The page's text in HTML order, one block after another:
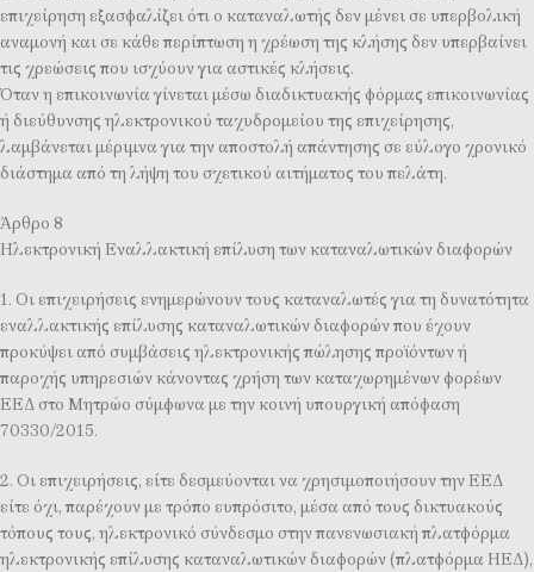
επιχείρηση εξασφαλίζει ότι ο καταναλωτής δεν μένει σε υπερβολική
αναμονή και σε κάθε περίπτωση η χρέωση της κλήσης δεν υπερβαίνει
τις χρεώσεις που ισχύουν για αστικές κλήσεις.
Όταν η επικοινωνία γίνεται μέσω διαδικτυακής φόρμας επικοινωνίας
ή διεύθυνσης ηλεκτρονικού ταχυδρομείου της επιχείρησης,
λαμβάνεται μέριμνα για την αποστολή απάντησης σε εύλογο χρονικό
διάστημα από τη λήψη του σχετικού αιτήματος του πελάτη.
Άρθρο 8
Ηλεκτρονική Εναλλακτική επίλυση των καταναλωτικών διαφορών
1. Οι επιχειρήσεις ενημερώνουν τους καταναλωτές για τη δυνατότητα
εναλλακτικής επίλυσης καταναλωτικών διαφορών που έχουν
προκύψει από συμβάσεις ηλεκτρονικής πώλησης προϊόντων ή
παροχής υπηρεσιών κάνοντας χρήση των καταχωρημένων φορέων
ΕΕΔ στο Μητρώο σύμφωνα με την κοινή υπουργική απόφαση
70330/2015.
2. Οι επιχειρήσεις, είτε δεσμεύονται να χρησιμοποιήσουν την ΕΕΔ
είτε όχι, παρέχουν με τρόπο ευπρόσιτο, μέσα από τους δικτυακούς
τόπους τους, ηλεκτρονικό σύνδεσμο στην πανενωσιακή πλατφόρμα
ηλεκτρονικής επίλυσης καταναλωτικών διαφορών (πλατφόρμα ΗΕΔ),